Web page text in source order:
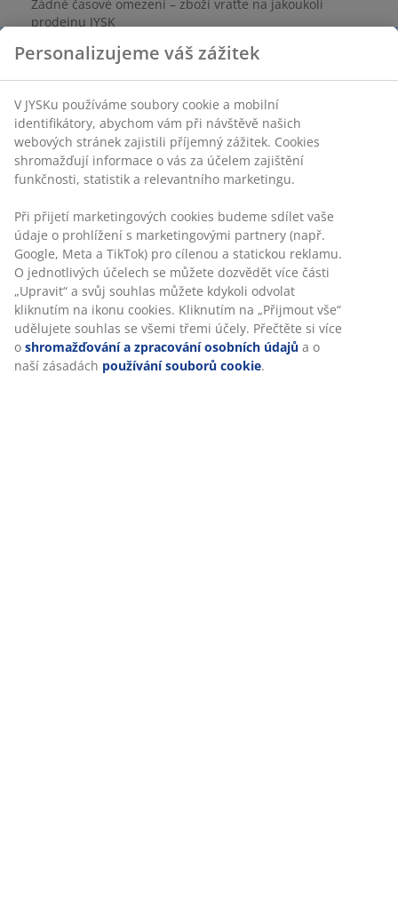
Žádné časové omezení – zboží vraťte na jakoukoli
prodejnu JYSK
Garance ceny
30-denní garance ceny na všechny výrobky
Flexibilní možnosti doručení
Rychlá a snadná doprava podle vašich představ
3místná pohovka s potahem. Pohovku lze snadno
výplní. S úložným prostorem. Nelze otočit strany. Po
rozložení 130x192 cm. Š192 x V83 x H83 cm
Skladová položka: 3620300
Návod k sestavení